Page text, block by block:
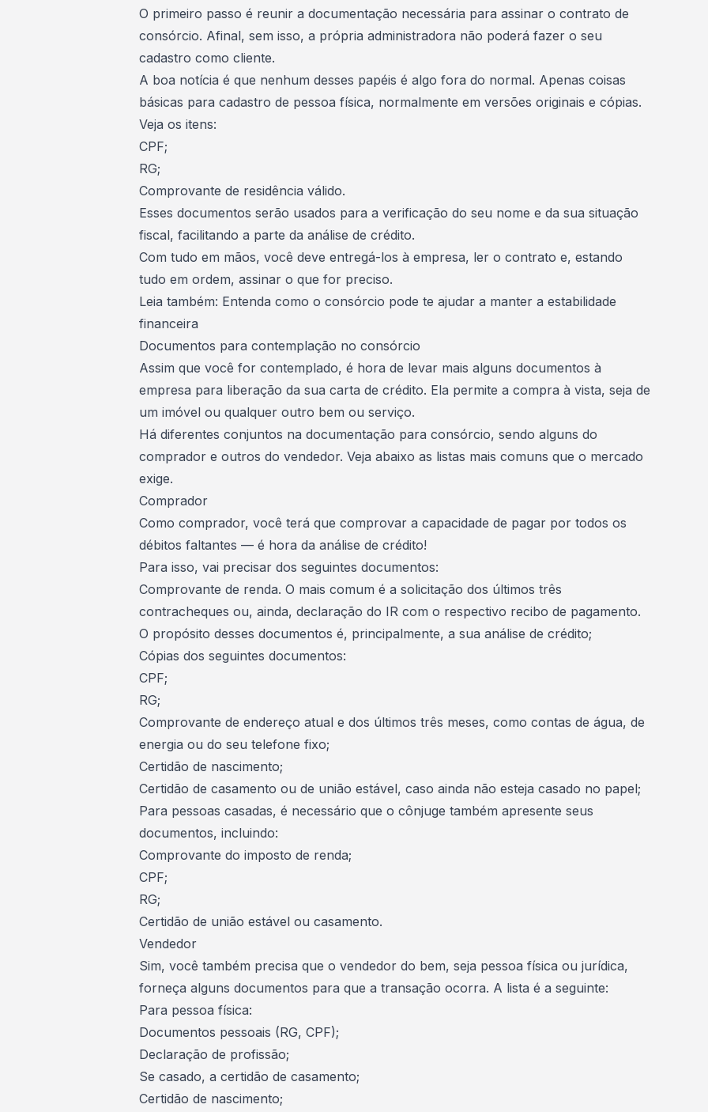
O primeiro passo é reunir a documentação necessária para assinar o contrato de
consórcio. Afinal, sem isso, a própria administradora não poderá fazer o seu
cadastro como cliente.
A boa notícia é que nenhum desses papéis é algo fora do normal. Apenas coisas
básicas para cadastro de pessoa física, normalmente em versões originais e cópias.
Veja os itens:
CPF;
RG;
Comprovante de residência válido.
Esses documentos serão usados para a verificação do seu nome e da sua situação
fiscal, facilitando a parte da análise de crédito.
Com tudo em mãos, você deve entregá-los à empresa, ler o contrato e, estando
tudo em ordem, assinar o que for preciso.
Leia também: Entenda como o consórcio pode te ajudar a manter a estabilidade
financeira
Documentos para contemplação no consórcio
Assim que você for contemplado, é hora de levar mais alguns documentos à
empresa para liberação da sua carta de crédito. Ela permite a compra à vista, seja de
um imóvel ou qualquer outro bem ou serviço.
Há diferentes conjuntos na documentação para consórcio, sendo alguns do
comprador e outros do vendedor. Veja abaixo as listas mais comuns que o mercado
exige.
Comprador
Como comprador, você terá que comprovar a capacidade de pagar por todos os
débitos faltantes — é hora da análise de crédito!
Para isso, vai precisar dos seguintes documentos:
Comprovante de renda. O mais comum é a solicitação dos últimos três
contracheques ou, ainda, declaração do IR com o respectivo recibo de pagamento.
O propósito desses documentos é, principalmente, a sua análise de crédito;
Cópias dos seguintes documentos:
CPF;
RG;
Comprovante de endereço atual e dos últimos três meses, como contas de água, de
energia ou do seu telefone fixo;
Certidão de nascimento;
Certidão de casamento ou de união estável, caso ainda não esteja casado no papel;
Para pessoas casadas, é necessário que o cônjuge também apresente seus
documentos, incluindo:
Comprovante do imposto de renda;
CPF;
RG;
Certidão de união estável ou casamento.
Vendedor
Sim, você também precisa que o vendedor do bem, seja pessoa física ou jurídica,
forneça alguns documentos para que a transação ocorra. A lista é a seguinte:
Para pessoa física:
Documentos pessoais (RG, CPF);
Declaração de profissão;
Se casado, a certidão de casamento;
Certidão de nascimento;